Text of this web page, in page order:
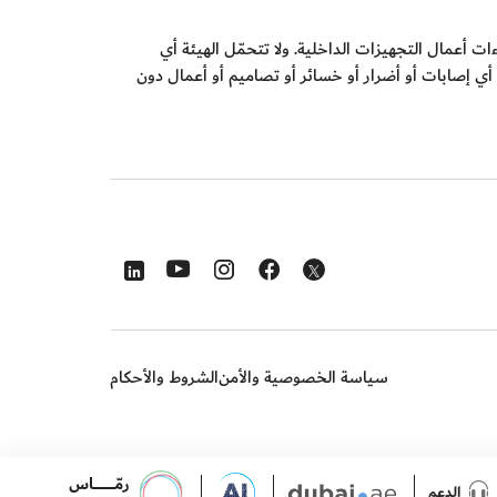
أعمال التجهيزات الداخلية. ولا تتحمّل الهيئة أي
إصابات أو أضرار أو خسائر أو تصاميم أو أعمال دون
Opens in a new window
Opens in a new window
Opens in a new window
Opens in a new window
in a new window
سياسة الخصوصية والأمنالشروط والأحكام
رمّـــــــــــــــــــاس